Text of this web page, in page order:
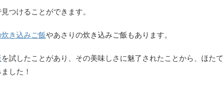
つけることができます。
き込みご飯やあさりの炊き込みご飯もあります。
を試したことがあり、その美味しさに魅了されたことから、ほたて
した！